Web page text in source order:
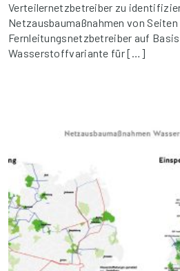
Verteilernetzbetreiber zu
Netzausbaumaßnahmen von Seiten
Fernleitungsnetzbetreiber auf
Wasserstoffvariante für […]